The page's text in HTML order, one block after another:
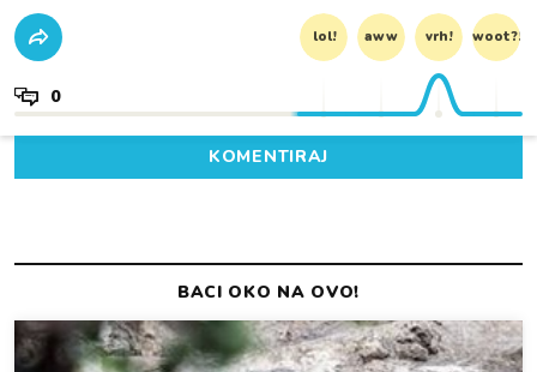
lol! aww vrh! woot?!
0
KOMENTIRAJ